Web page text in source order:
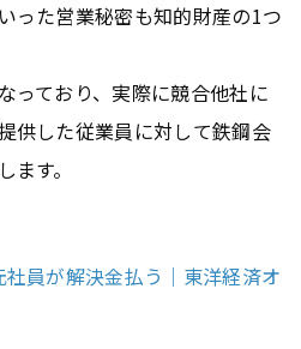
った営業秘密も知的財産の1つ
っており、実際に競合他社に
供した従業員に対して鉄鋼会
す。
員が解決金払う｜東洋経済オ